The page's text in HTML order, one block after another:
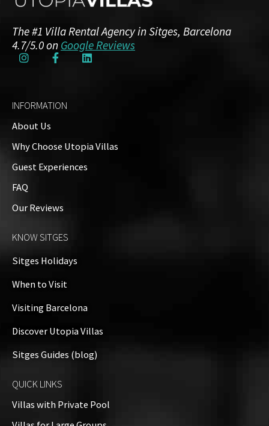
The #1 Villa Rental Agency in Sitges, Barcelona
4.7/5.0 on Google Reviews
INFORMATION
About Us
Why Choose Utopia Villas
Guest Experiences
FAQ
Our Reviews
KNOW SITGES
Sitges Holidays
When to Visit
Visiting Barcelona
Discover Utopia Villas
Sitges Guides (blog)
QUICK LINKS
Villas with Private Pool